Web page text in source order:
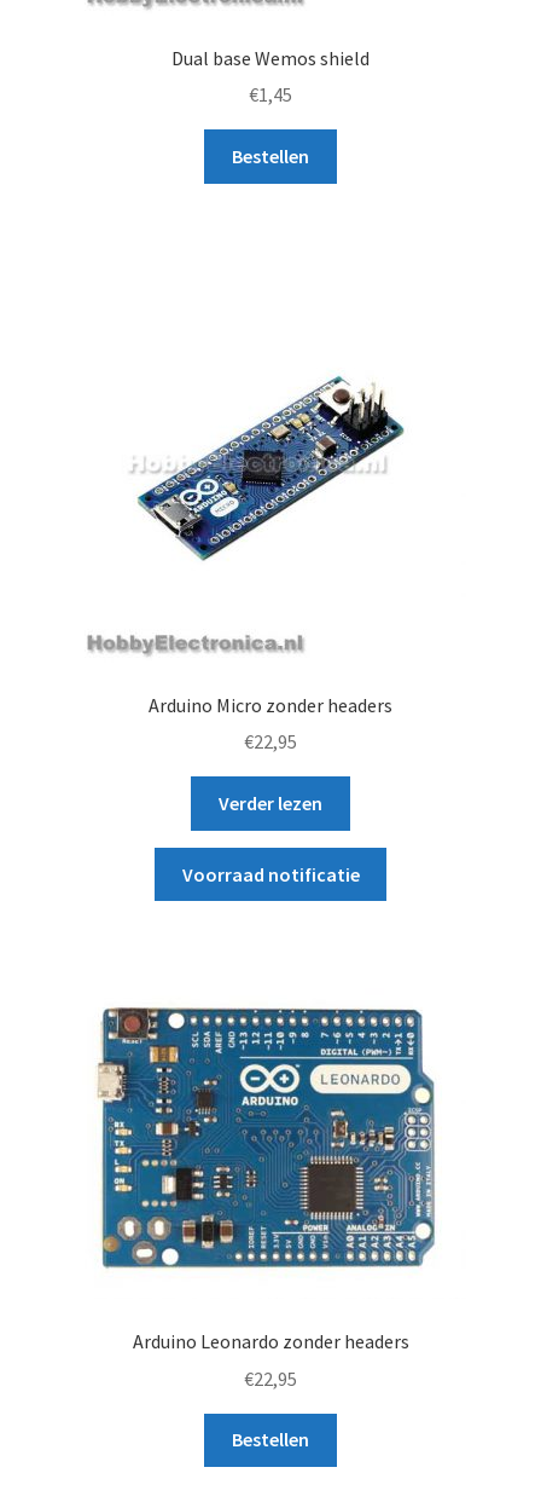
Dual base Wemos shield
€1,45
Bestellen
Arduino Micro zonder headers
€22,95
Verder lezen
Voorraad notificatie
Arduino Leonardo zonder headers
€22,95
Bestellen